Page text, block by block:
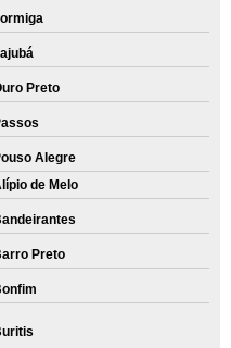
Preto
Alegre
de Melo
Preto